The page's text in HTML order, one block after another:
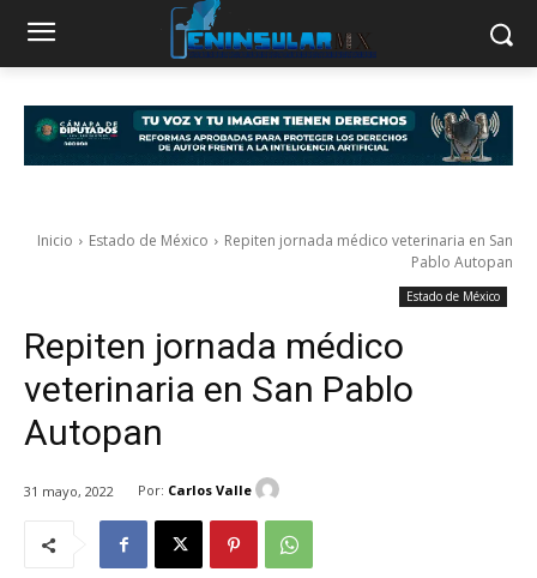
Inicio Estado de México
Repiten jornada médico veterinaria en San
Pablo Autopan
Estado de México
Repiten jornada médico
veterinaria en San Pablo
Autopan
31 mayo, 2022 Por: Carlos Valle